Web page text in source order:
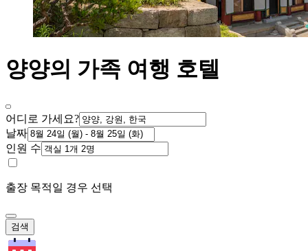
양양의 가족 여행 호텔
어디로 가세요?
날짜
인원 수
출장 목적일 경우 선택
검색